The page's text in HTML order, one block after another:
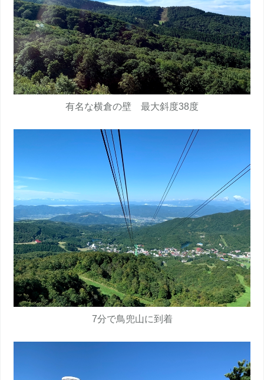
有名な横倉の壁 最大斜度38度
7分で鳥兜山に到着